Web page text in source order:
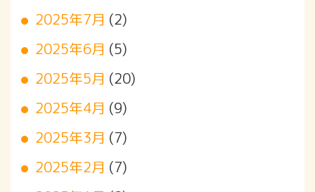
2025年7月 (2)
2025年6月 (5)
2025年5月 (20)
2025年4月 (9)
2025年3月 (7)
2025年2月 (7)